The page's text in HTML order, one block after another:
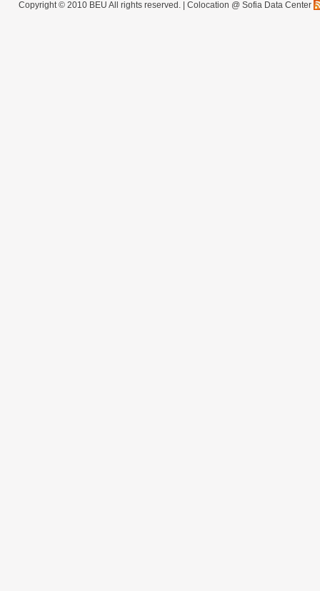
Copyright © 2010 BEU All rights reserved. | Colocation @ Sofia Data Center